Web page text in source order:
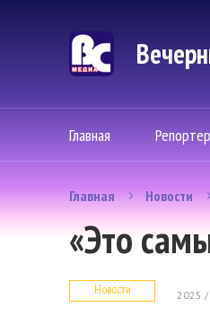
Главная Репортер
Главная Новости
«Это
Новости 2025